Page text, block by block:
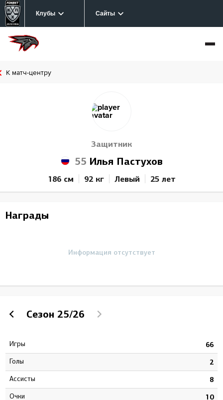
Клубы Сайты
К матч-центру
Защитник
55 Илья Пастухов
186 см 92 кг Левый 25 лет
Награды
Информация отсутствует
Сезон 25/26
Игры 66
Голы 2
Ассисты 8
Очки 10